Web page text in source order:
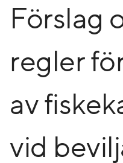
Förslag
regler
av
vid